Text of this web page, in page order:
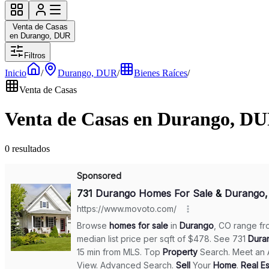
Venta de Casas
en Durango, DUR
Filtros
Inicio / Durango, DUR/ Bienes Raíces/
Venta de Casas
Venta de Casas en Durango,
0 resultados